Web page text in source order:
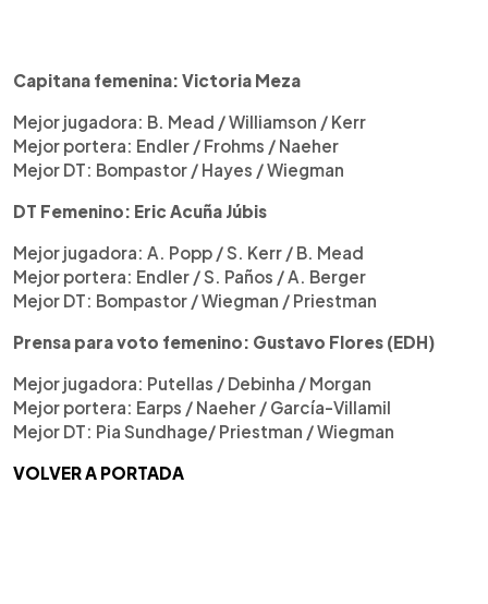
Capitana femenina: Victoria Meza
Mejor jugadora: B. Mead / Williamson / Kerr
Mejor portera: Endler / Frohms / Naeher
Mejor DT: Bompastor / Hayes / Wiegman
DT Femenino: Eric Acuña Júbis
Mejor jugadora: A. Popp / S. Kerr / B. Mead
Mejor portera: Endler / S. Paños / A. Berger
Mejor DT: Bompastor / Wiegman / Priestman
Prensa para voto femenino: Gustavo Flores (EDH)
Mejor jugadora: Putellas / Debinha / Morgan
Mejor portera: Earps / Naeher / García-Villamil
Mejor DT: Pia Sundhage/ Priestman / Wiegman
VOLVER A PORTADA